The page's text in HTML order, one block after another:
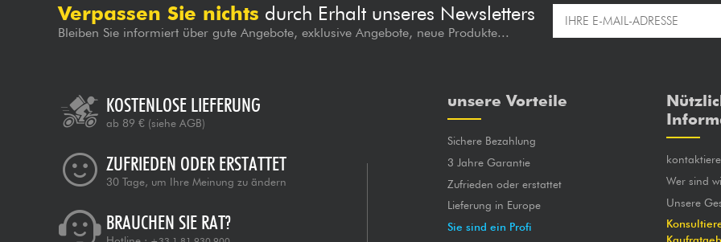
Verpassen Sie nichts durch Erhalt unseres Newsletters
Bleiben Sie informiert über gute Angebote, exklusive Angebote, neue Produkte...
KOSTENLOSE LIEFERUNG
ab 89 € (siehe AGB)
ZUFRIEDEN ODER ERSTATTET
30 Tage, um Ihre Meinung zu ändern
BRAUCHEN SIE RAT?
unsere Vorteile
Sichere Bezahlung
3 Jahre Garantie
Zufrieden oder erstattet
Lieferung in Europe
Sie sind ein Profi
Wer sind
Unsere